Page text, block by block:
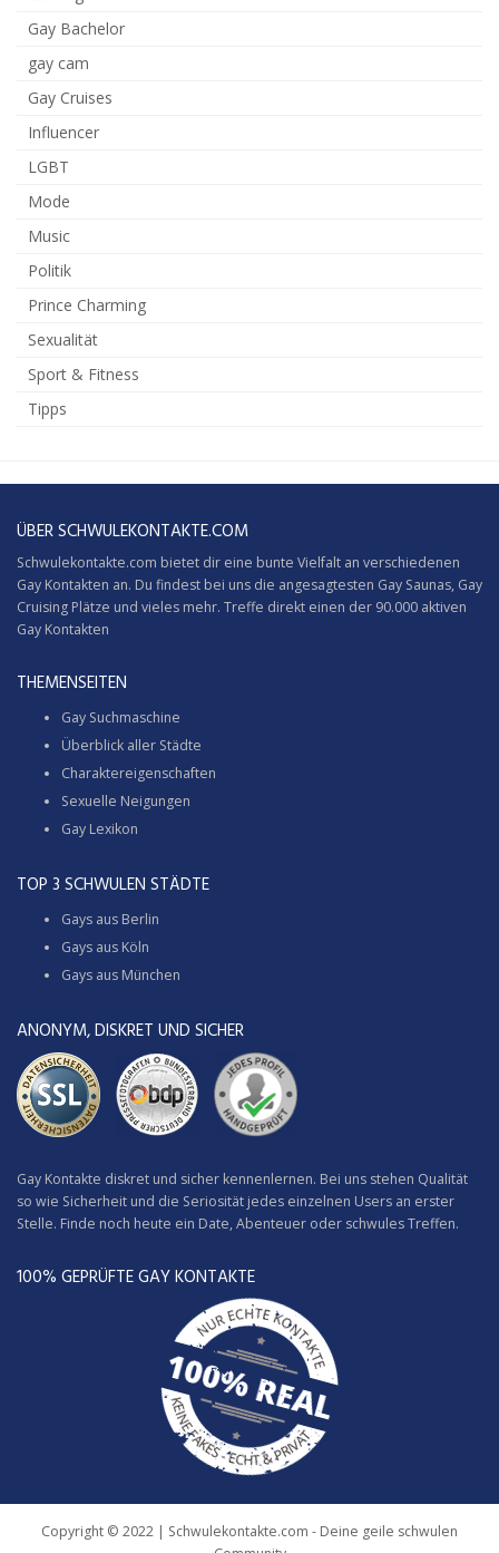
Gay Bachelor
gay cam
Gay Cruises
Influencer
LGBT
Mode
Music
Politik
Prince Charming
Sexualität
Sport & Fitness
Tipps
ÜBER SCHWULEKONTAKTE.COM
Schwulekontakte.com bietet dir eine bunte Vielfalt an verschiedenen
Gay Kontakten an. Du findest bei uns die angesagtesten Gay Saunas, Gay
Cruising Plätze und vieles mehr. Treffe direkt einen der 90.000 aktiven
Gay Kontakten
THEMENSEITEN
Gay Suchmaschine
Überblick aller Städte
Charaktereigenschaften
Sexuelle Neigungen
Gay Lexikon
TOP 3 SCHWULEN STÄDTE
Gays aus Berlin
Gays aus Köln
Gays aus München
ANONYM, DISKRET UND SICHER
Gay Kontakte diskret und sicher kennenlernen. Bei uns stehen Qualität
so wie Sicherheit und die Seriosität jedes einzelnen Users an erster
Stelle. Finde noch heute ein Date, Abenteuer oder schwules Treffen.
100% GEPRÜFTE GAY KONTAKTE
Copyright © 2022 | Schwulekontakte.com - Deine geile schwulen